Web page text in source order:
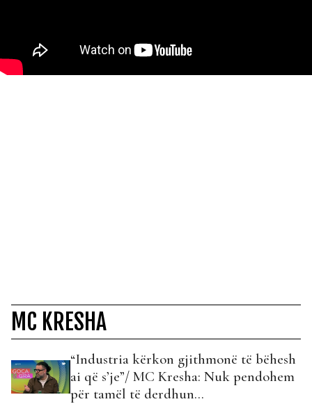
MC KRESHA
“Industria kërkon gjithmonë të bëhesh
ai që s’je”/ MC Kresha: Nuk pendohem
për tamël të derdhun…